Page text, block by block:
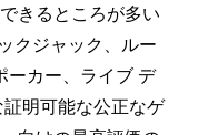
きるところが多い
クジャック、ルー
ーカー、ライブ デ
明可能な公正なゲ